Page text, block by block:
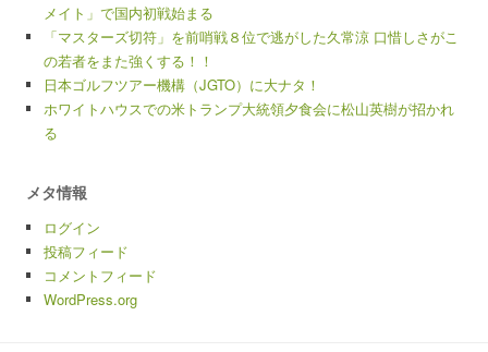
メイト」で国内初戦始まる
「マスターズ切符」を前哨戦８位で逃がした久常涼 口惜しさがこ
の若者をまた強くする！！
日本ゴルフツアー機構（JGTO）に大ナタ！
ホワイトハウスでの米トランプ大統領夕食会に松山英樹が招かれ
る
メタ情報
ログイン
投稿フィード
コメントフィード
WordPress.org